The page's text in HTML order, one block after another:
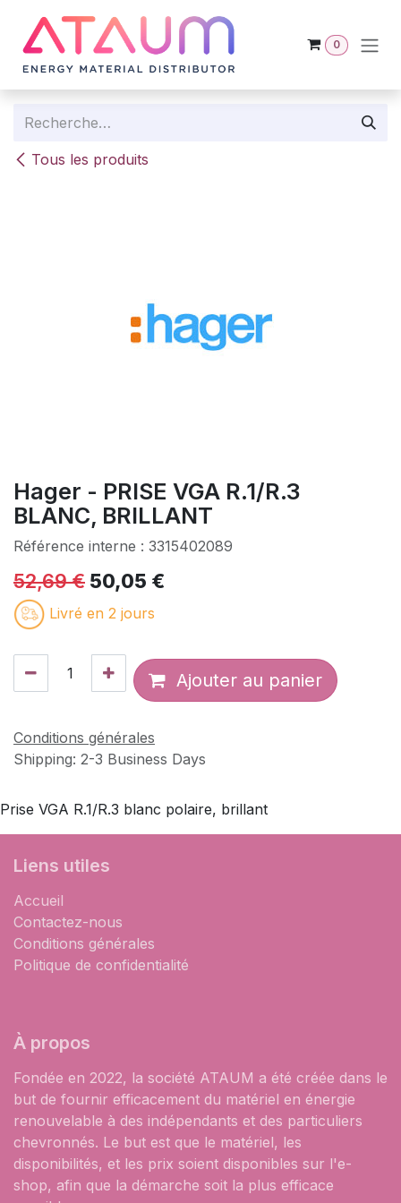
0
Tous les produits
Hager - PRISE VGA R.1/R.3
BLANC, BRILLANT
Référence interne : 3315402089
52,69€ 50,05 €
Livré en 2 jours
Ajouter au panier
Conditions générales
Shipping: 2-3 Business Days
Prise VGA R.1/R.3 blanc polaire, brillant
Liens utiles
Accueil
Contactez-nous
Conditions générales
Politique de confidentialité
À propos
Fondée en 2022, la société ATAUM a été créée dans le
but de fournir efficacement du matériel en énergie
renouvelable à des indépendants et des particuliers
chevronnés. Le but est que le matériel, les
disponibilités, et les prix soient disponibles sur l'e-
shop, afin que la démarche soit la plus efficace